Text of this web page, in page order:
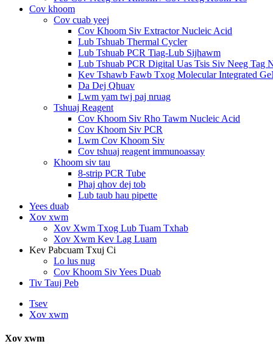
Cov khoom
Cov cuab yeej
Cov Khoom Siv Extractor Nucleic Acid
Lub Tshuab Thermal Cycler
Lub Tshuab PCR Tiag-Lub Sijhawm
Lub Tshuab PCR Digital Uas Tsis Siv Neeg Tag
Kev Tshawb Fawb Txog Molecular Integrated
Da Dej Qhuav
Lwm yam twj paj nruag
Tshuaj Reagent
Cov Khoom Siv Rho Tawm Nucleic Acid
Cov Khoom Siv PCR
Lwm Cov Khoom Siv
Cov tshuaj reagent immunoassay
Khoom siv tau
8-strip PCR Tube
Phaj qhov dej tob
Lub taub hau pipette
Yees duab
Xov xwm
Xov Xwm Txog Lub Tuam Txhab
Xov Xwm Kev Lag Luam
Kev Pabcuam Txuj Ci
Lo lus nug
Cov Khoom Siv Yees Duab
Tiv Tauj Peb
Tsev
Xov xwm
Xov xwm